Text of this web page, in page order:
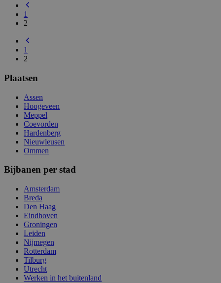
1
2
1
2
Plaatsen
Assen
Hoogeveen
Meppel
Coevorden
Hardenberg
Nieuwleusen
Ommen
Bijbanen per stad
Amsterdam
Breda
Den Haag
Eindhoven
Groningen
Leiden
Nijmegen
Rotterdam
Tilburg
Utrecht
Werken in het buitenland